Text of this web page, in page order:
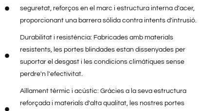
seguretat, reforços en el marc i estructura interna d'acer,
proporcionant una barrera sòlida contra intents d'intrusió.
Durabilitat i resistència: Fabricades amb materials
resistents, les portes blindades estan dissenyades per
suportar el desgast i les condicions climàtiques sense
perdre'n l'efectivitat.
Aïllament tèrmic i acústic: Gràcies a la seva estructura
reforçada i materials d'alta qualitat, les nostres portes